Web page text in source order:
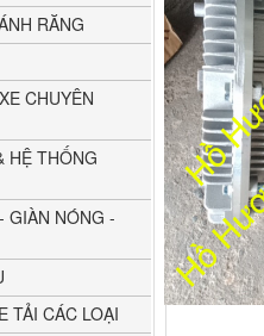
RĂNG
CHUYÊN
HỆ THỐNG
GIÀN NÓNG -
TẢI CÁC LOẠI
xăng
h...